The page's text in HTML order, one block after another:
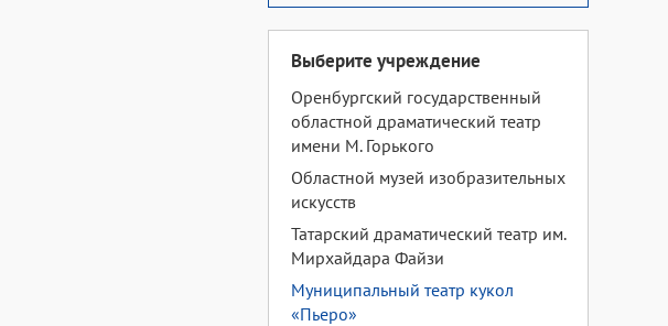
Выберите учреждение
Оренбургский государственный
областной драматический театр
имени М. Горького
Областной музей изобразительных
искусств
Татарский драматический театр им.
Мирхайдара Файзи
Муниципальный театр кукол
«Пьеро»